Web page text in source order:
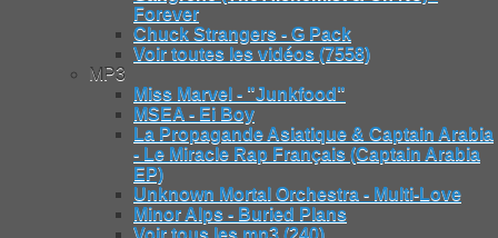
Forever
Chuck Strangers - G Pack
Voir toutes les vidéos (7558)
MP3
Miss Marvel - "Junkfood"
MSEA - Ei Boy
La Propagande Asiatique & Captain Arabia
- Le Miracle Rap Français (Captain Arabia
EP)
Unknown Mortal Orchestra - Multi-Love
Minor Alps - Buried Plans
Voir tous les mp3 (240)